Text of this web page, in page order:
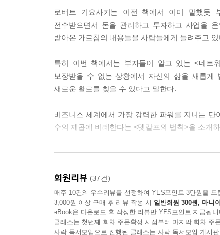
로버트 기요사키는 이전 책에서 이미 말했듯
전수받으면서 돈을 관리하고 투자하고 사업을
받아온 가르침의 내용들을 사람들에게 들려주고 있
특히 이번 책에서는 부자들이 알고 있는 <네트
보장받을 수 없는 상황에서 자신의 삶을 새롭게
새로운 활로를 찾을 수 있다고 말한다.
비즈니스 세계에서 가장 강력한 파워를 지니는
수의 제곱에 비례한다는 <멧칼프의 법칙>을 소개
로버트 기요사키는 단순이 경제적 문제만으로
리더십을 함양해 사람을 이끌고, 현재의 상태를
네트워크 마케팅의 여덟 가지 숨겨진 가치는 다음
회원리뷰 (37건)
매주 10건의 우수리뷰를 선정하여 YES포인트 3만원을 드
3,000원 이상 구매 후 리뷰 작성 시 일반회원 300원, 마니
eBook은 다운로드 후 작성한 리뷰만 YES포인트 지급됩니
클래스는 첫번째 회차 주문확정 시점부터 마지막 회차 주
사락 독서모임으로 진행된 클래스는 사락 독서모임 게시